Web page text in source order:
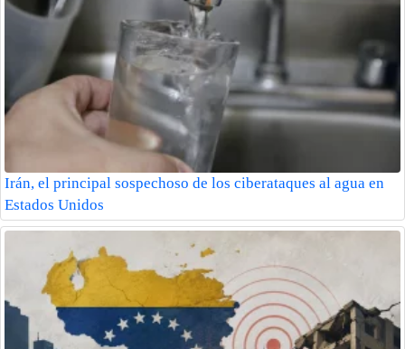
Irán, el principal sospechoso de los ciberataques al agua en
Estados Unidos